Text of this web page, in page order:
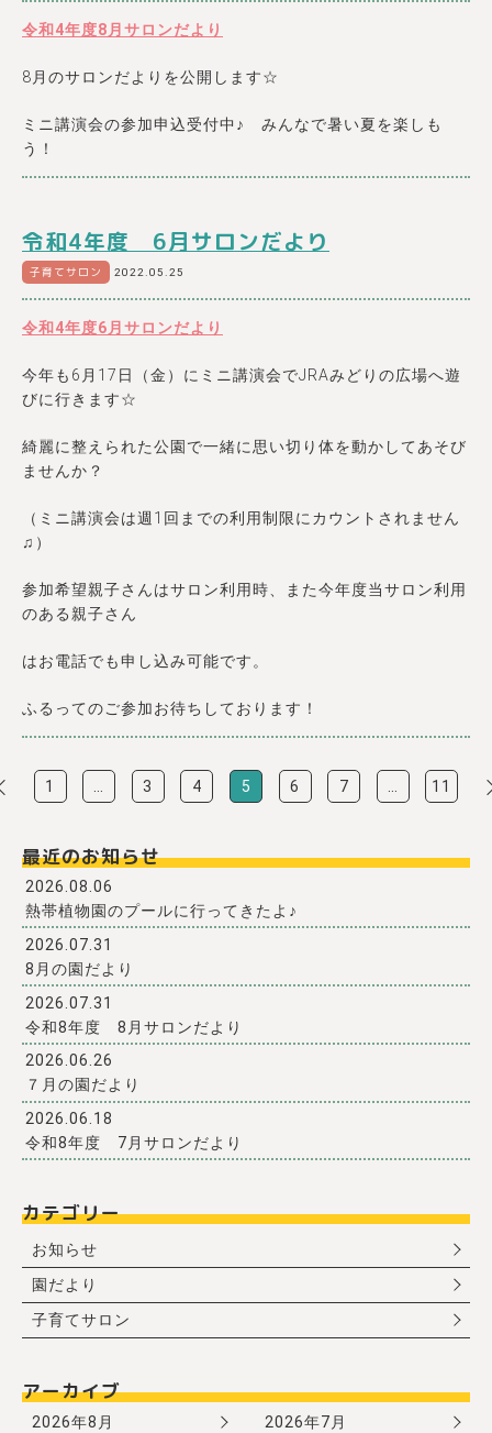
令和4年度8月サロンだより
8月のサロンだよりを公開します☆
ミニ講演会の参加申込受付中♪ みんなで暑い夏を楽しも
う！
令和4年度 6月サロンだより
子育てサロン 2022.05.25
令和4年度6月サロンだより
今年も6月17日（金）にミニ講演会でJRAみどりの広場へ遊
びに行きます☆
綺麗に整えられた公園で一緒に思い切り体を動かしてあそび
ませんか？
（ミニ講演会は週1回までの利用制限にカウントされません
♫）
参加希望親子さんはサロン利用時、また今年度当サロン利用
のある親子さん
はお電話でも申し込み可能です。
ふるってのご参加お待ちしております！
1 3 4 5 6 7 11
最近のお知らせ
2026.08.06
熱帯植物園のプールに行ってきたよ♪
2026.07.31
8月の園だより
2026.07.31
令和8年度 8月サロンだより
2026.06.26
７月の園だより
2026.06.18
令和8年度 7月サロンだより
カテゴリー
お知らせ
園だより
子育てサロン
アーカイブ
2026年8月
2026年7月